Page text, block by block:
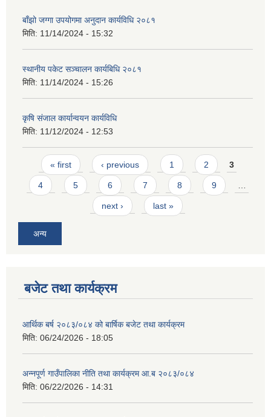
बाँझो जग्गा उपयोगमा अनुदान कार्यविधि २०८१
मिति: 11/14/2024 - 15:32
स्थानीय पकेट सञ्चालन कार्यबिधि २०८१
मिति: 11/14/2024 - 15:26
कृषि संजाल कार्यान्वयन कार्यविधि
मिति: 11/12/2024 - 12:53
Pages
« first ‹ previous 1 2 3
4 5 6 7 8 9
next › last »
अन्य
बजेट तथा कार्यक्रम
आर्थिक बर्ष २०८३/०८४ को बार्षिक बजेट तथा कार्यक्रम
मिति: 06/24/2026 - 18:05
अन्नपूर्ण गाउँपालिका नीति तथा कार्यक्रम आ.ब २०८३/०८४
मिति: 06/22/2026 - 14:31